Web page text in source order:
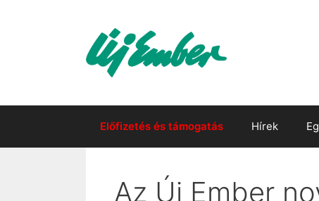
Előfizetés és támogatás Hírek
Az Új Ember